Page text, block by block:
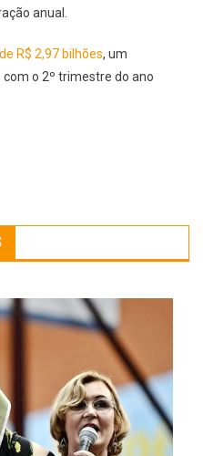
anual.
R$ 2,97 bilhões, um
o 2º trimestre do ano